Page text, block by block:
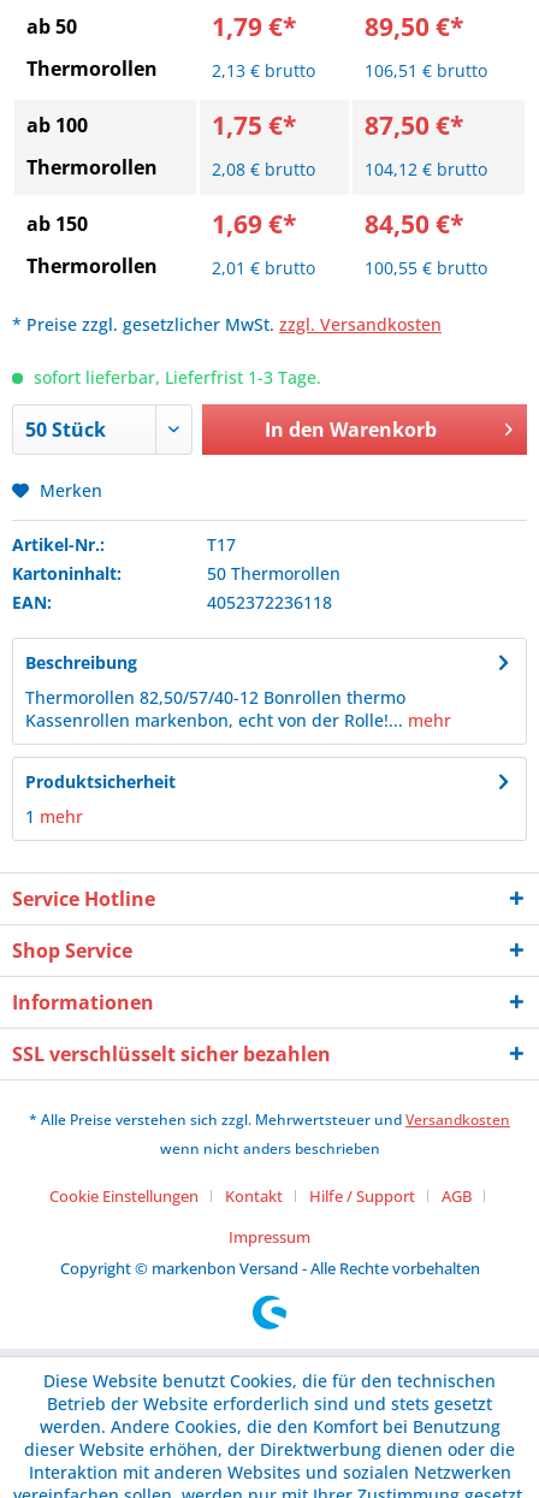
ab 50
Thermorollen
1,79 €*
2,13 € brutto
89,50 €*
106,51 € brutto
ab 100
Thermorollen
1,75 €*
2,08 € brutto
87,50 €*
104,12 € brutto
ab 150
Thermorollen
1,69 €*
2,01 € brutto
84,50 €*
100,55 € brutto
* Preise zzgl. gesetzlicher MwSt. zzgl. Versandkosten
sofort lieferbar, Lieferfrist 1-3 Tage.
In den Warenkorb
Merken
Artikel-Nr.:
T17
Kartoninhalt:
50 Thermorollen
EAN:
4052372236118
Beschreibung
Thermorollen 82,50/57/40-12 Bonrollen thermo
Kassenrollen markenbon, echt von der Rolle!... mehr
Produktsicherheit
1 mehr
Service Hotline
Shop Service
Informationen
SSL verschlüsselt sicher bezahlen
* Alle Preise verstehen sich zzgl. Mehrwertsteuer undVersandkosten
wenn nicht anders beschrieben
Cookie Einstellungen Kontakt Hilfe / Support
AGB
Impressum
Copyright © markenbon Versand - Alle Rechte vorbehalten
Diese Website benutzt Cookies, die für den technischen
Betrieb der Website erforderlich sind und stets gesetzt
werden. Andere Cookies, die den Komfort bei Benutzung
dieser Website erhöhen, der Direktwerbung dienen oder die
Interaktion mit anderen Websites und sozialen Netzwerken